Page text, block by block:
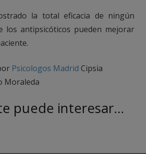
la total eficacia de ningún
los antipsicóticos pueden mejorar
Psicologos Madrid Cipsia
Moraleda
puede interesar…